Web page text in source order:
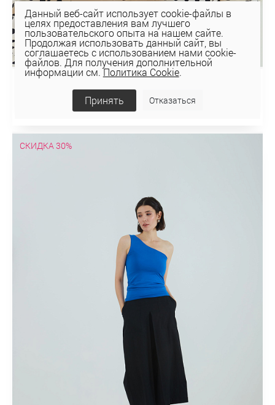
75 руб
СКИДКА 30%
Данный веб-сайт использует cookie-файлы в
целях предоставления вам лучшего
пользовательского опыта на нашем сайте.
Продолжая использовать данный сайт, вы
соглашаетесь с использованием нами cookie-
файлов. Для получения дополнительной
информации см.Политика Cookie.
Принять Отказаться